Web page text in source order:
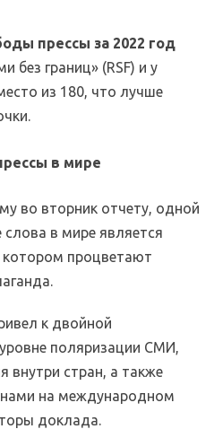
прессы за 2022 год
без границ» (RSF) и у
из 180, что лучше
в мире
во вторник отчету, одной
слова в мире является
процветают
к двойной
поляризации СМИ,
внутри стран, а также
на международном
доклада.